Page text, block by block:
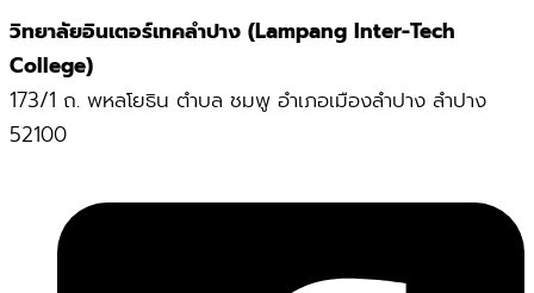
วิทยาลัยอินเตอร์เทคลำปาง (Lampang Inter-Tech
College)
173/1 ถ. พหลโยธิน ตำบล ชมพู อำเภอเมืองลำปาง ลำปาง
52100